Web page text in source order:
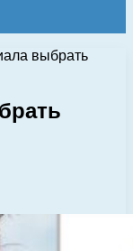
выбрать